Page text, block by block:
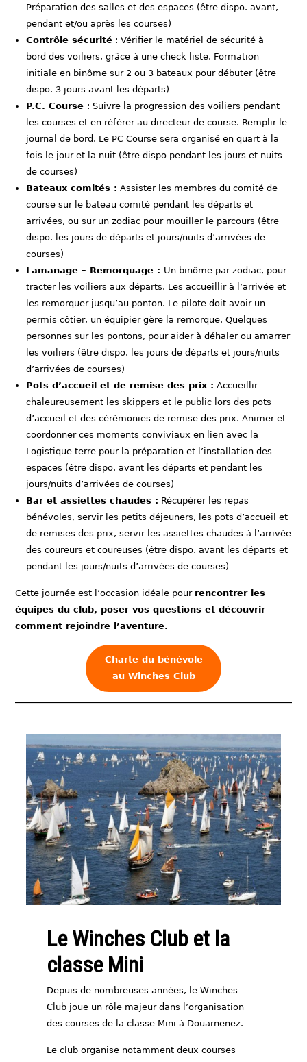
Préparation des salles et des espaces (être dispo. avant,
pendant et/ou après les courses)
Contrôle sécurité : Vérifier le matériel de sécurité à
bord des voiliers, grâce à une check liste. Formation
initiale en binôme sur 2 ou 3 bateaux pour débuter (être
dispo. 3 jours avant les départs)
P.C. Course : Suivre la progression des voiliers pendant
les courses et en référer au directeur de course. Remplir le
journal de bord. Le PC Course sera organisé en quart à la
fois le jour et la nuit (être dispo pendant les jours et nuits
de courses)
Bateaux comités : Assister les membres du comité de
course sur le bateau comité pendant les départs et
arrivées, ou sur un zodiac pour mouiller le parcours (être
dispo. les jours de départs et jours/nuits d’arrivées de
courses)
Lamanage – Remorquage : Un binôme par zodiac, pour
tracter les voiliers aux départs. Les accueillir à l’arrivée et
les remorquer jusqu’au ponton. Le pilote doit avoir un
permis côtier, un équipier gère la remorque. Quelques
personnes sur les pontons, pour aider à déhaler ou amarrer
les voiliers (être dispo. les jours de départs et jours/nuits
d’arrivées de courses)
Pots d’accueil et de remise des prix : Accueillir
chaleureusement les skippers et le public lors des pots
d’accueil et des cérémonies de remise des prix. Animer et
coordonner ces moments conviviaux en lien avec la
Logistique terre pour la préparation et l’installation des
espaces (être dispo. avant les départs et pendant les
jours/nuits d’arrivées de courses)
Bar et assiettes chaudes : Récupérer les repas
bénévoles, servir les petits déjeuners, les pots d’accueil et
de remises des prix, servir les assiettes chaudes à l’arrivée
des coureurs et coureuses (être dispo. avant les départs et
pendant les jours/nuits d’arrivées de courses)
Cette journée est l’occasion idéale pour rencontrer les
équipes du club, poser vos questions et découvrir
comment rejoindre l’aventure.
Charte du bénévole
au Winches Club
Le Winches Club et la
classe Mini
Depuis de nombreuses années, le Winches
Club joue un rôle majeur dans l’organisation
des courses de la classe Mini à Douarnenez.
Le club organise notamment deux courses